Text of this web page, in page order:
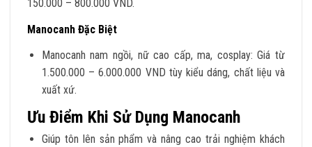
150.000 – 800.000 VND.
Manocanh Đặc Biệt
Manocanh nam ngồi, nữ cao cấp, ma, cosplay: Giá từ
1.500.000 – 6.000.000 VND tùy kiểu dáng, chất liệu và
xuất xứ.
Ưu Điểm Khi Sử Dụng Manocanh
Giúp tôn lên sản phẩm và nâng cao trải nghiệm khách